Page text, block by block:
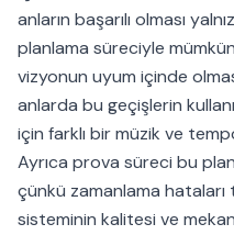
anların başarılı olması
planlama süreciyle
vizyonun uyum içinde
anlarda bu geçişlerin
için farklı bir müzik ve
Ayrıca prova süreci bu
çünkü zamanlama
sisteminin kalitesi ve